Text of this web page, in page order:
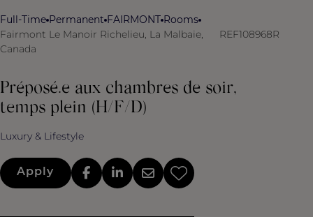
Full-Time Permanent FAIRMONT Rooms
Fairmont Le Manoir Richelieu, La Malbaie,
Canada
REF108968R
Préposé.e aux chambres de soir,
temps plein (H/F/D)
Luxury & Lifestyle
Apply